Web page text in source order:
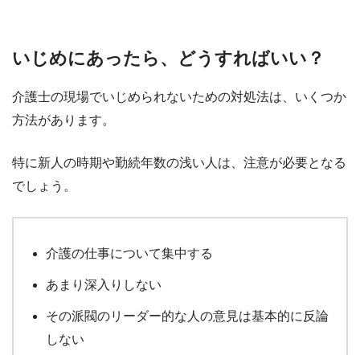
いじめにあったら、どうすればいい？
介護士の現場でいじめられないための対処法は、いくつか
方法があります。
特に新人の時期や勤続年数の浅い人は、注意が必要となる
でしょう。
介護の仕事について集中する
あまり深入りしない
その派閥のリーダー的な人の意見は基本的に反論
しない